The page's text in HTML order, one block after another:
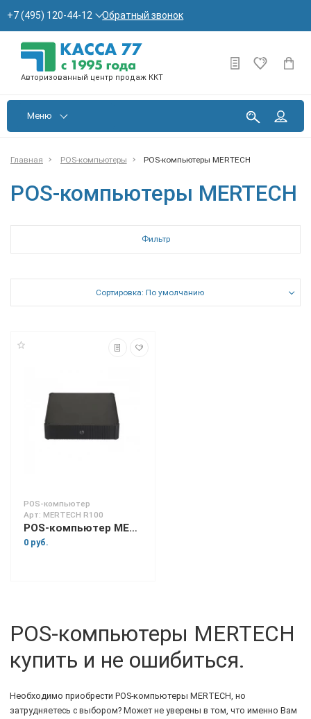
+7 (495) 120-44-12 Обратный звонок
Авторизованный центр продаж ККТ
Меню
Главная POS-компьютеры POS-компьютеры MERTECH
POS-компьютеры MERTECH
Фильтр
Сортировка: По умолчанию
POS-компьютер
Арт: MERTECH R100
POS-компьютер MERTECH R100
0 руб.
POS-компьютеры MERTECH
купить и не ошибиться.
Необходимо приобрести POS-компьютеры MERTECH, но
затрудняетесь с выбором? Может не уверены в том, что именно Вам